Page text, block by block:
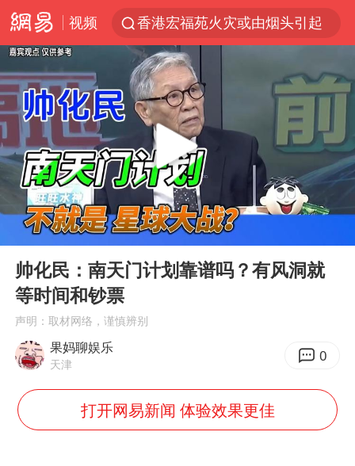
视频
香港宏福苑火灾或由烟头引起
浙江台州《告全体市民书》
美拟年底前首次测试“金穹”反导系统
四川宜宾3.4级地震
网约车司机充电时猝死保险拒赔
陕西柞水泥石流已致2死 仍有1人失联
泰国初中生饮弹自尽前开了26枪
多所高校取消艺考
店主称换“青海拉面”招牌后生意更好
22岁女生独闯南太行失联12天
薛之谦杭州站演唱会取消
张本智和：零封向鹏不意外
Play
00:00
帅化民：南天门计划靠谱吗？有风洞就
等时间和钞票
声明：取材网络，谨慎辨别
果妈聊娱乐
天津 0
打开网易新闻 体验效果更佳